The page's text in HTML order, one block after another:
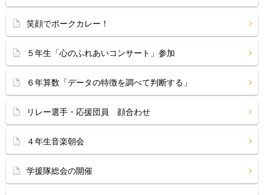
笑顔でポークカレー！
５年生「心のふれあいコンサート」参加
６年算数「データの特徴を調べて判断する」
リレー選手・応援団員 顔合わせ
４年生音楽朝会
学援隊総会の開催